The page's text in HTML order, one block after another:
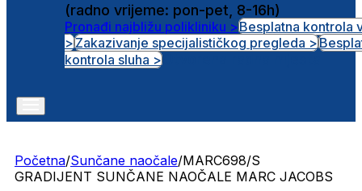
(radno vrijeme: pon-pet, 8-16h)
Pronađi najbližu polikliniku >Besplatna kontrola
>Zakazivanje specijalističkog pregleda >
kontrola sluha >
Početna/Sunčane naočale/MARC698/S
GRADIJENT SUNČANE NAOČALE MARC JACOBS